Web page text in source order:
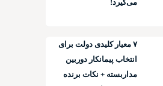
می‌گیرد!
۷ معیار کلیدی دولت برای
انتخاب پیمانکار دوربین
مداربسته + نکات برنده